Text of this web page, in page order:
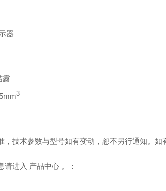
器
露
3
，技术参数与型号如有变动，恕不另行通知。如
请进入 产品中心 。：